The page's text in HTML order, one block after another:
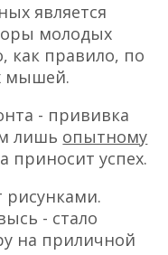
является
молодых
как правило, по
мышей.
- прививка
лишь опытному
приносит успех.
рисунками.
- стало
на приличной